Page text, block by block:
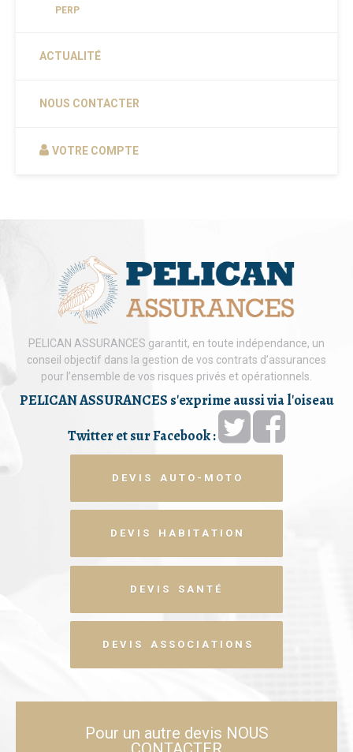
PERP
ACTUALITÉ
NOUS CONTACTER
VOTRE COMPTE
PELICAN ASSURANCES garantit, en toute indépendance, un
conseil objectif dans la gestion de vos contrats d’assurances
pour l’ensemble de vos risques privés et opérationnels.
PELICAN ASSURANCES s'exprime aussi via l'oiseau
Twitter et sur Facebook :
D E V I S A U T O - M O T O
D E V I S H A B I T A T I O N
D E V I S S A N T É
D E V I S A S S O C I A T I O N S
Pour un autre devis NOUS